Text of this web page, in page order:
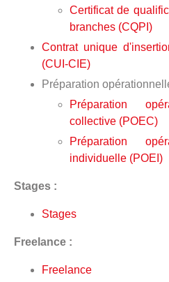
Certificat de
branches (CQPI)
Contrat unique
(CUI-CIE)
Préparation
Préparation
collective (POEC)
Préparation
individuelle (POEI)
Stages :
Stages
Freelance :
Freelance